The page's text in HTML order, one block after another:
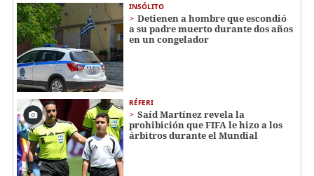
INSÓLITO
Detienen a hombre que escondió
a su padre muerto durante dos años
en un congelador
RÉFERI
Saíd Martínez revela la
prohibición que FIFA le hizo a los
árbitros durante el Mundial